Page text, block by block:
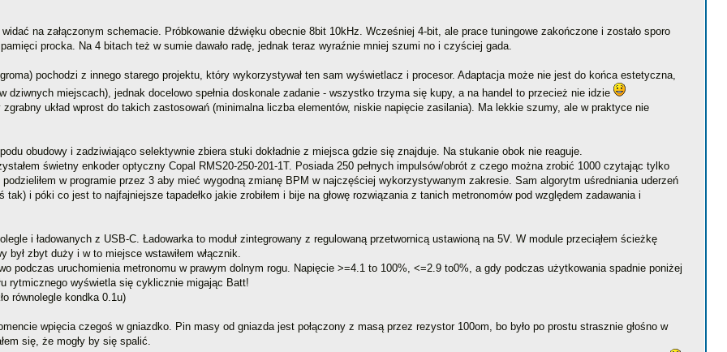
na załączonym schemacie. Próbkowanie dźwięku obecnie 8bit 10kHz. Wcześniej 4-bit, ale prace tuningowe zakończone i zostało sporo
procka. Na 4 bitach też w sumie dawało radę, jednak teraz wyraźnie mniej szumi no i czyściej gada.
pochodzi z innego starego projektu, który wykorzystywał ten sam wyświetlacz i procesor. Adaptacja może nie jest do końca estetyczna,
dziwnych miejscach), jednak docelowo spełnia doskonale zadanie - wszystko trzyma się kupy, a na handel to przecież nie idzie
układ wprost do takich zastosowań (minimalna liczba elementów, niskie napięcie zasilania). Ma lekkie szumy, ale w praktyce nie
obudowy i zadziwiająco selektywnie zbiera stuki dokładnie z miejsca gdzie się znajduje. Na stukanie obok nie reaguje.
świetny enkoder optyczny Copal RMS20-250-201-1T. Posiada 250 pełnych impulsów/obrót z czego można zrobić 1000 czytając tylko
w programie przez 3 aby mieć wygodną zmianę BPM w najczęściej wykorzystywanym zakresie. Sam algorytm uśredniania uderzeń
i póki co jest to najfajniejsze tapadełko jakie zrobiłem i bije na głowę rozwiązania z tanich metronomów pod względem zadawania i
i ładowanych z USB-C. Ładowarka to moduł zintegrowany z regulowaną przetwornicą ustawioną na 5V. W module przeciąłem ścieżkę
był zbyt duży i w to miejsce wstawiłem włącznik.
podczas uruchomienia metronomu w prawym dolnym rogu. Napięcie >=4.1 to 100%, <=2.9 to0%, a gdy podczas użytkowania spadnie poniżej
rytmicznego wyświetla się cyklicznie migając Batt!
równolegle kondka 0.1u)
wpięcia czegoś w gniazdko. Pin masy od gniazda jest połączony z masą przez rezystor 100om, bo było po prostu strasznie głośno w
się, że mogły by się spalić.